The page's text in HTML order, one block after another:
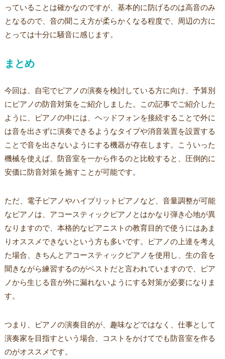
っていることは確かなのですが、基本的に防げるのは高音のみ
となるので、音の聞こえ方が柔らかくなる程度で、周辺の方に
とっては十分に騒音に感じます。
まとめ
今回は、自宅でピアノの演奏を検討している方に向け、予算別
にピアノの防音対策をご紹介しました。この記事でご紹介した
ように、ピアノの中には、ヘッドフォンを接続することで外に
は音を出さずに演奏できるようなタイプや消音装置を設置する
ことで音を出さないようにする機器が存在します。こういった
機械を使えば、防音室を一から作るのと比較すると、圧倒的に
安価に防音対策を施すことが可能です。
ただ、電子ピアノやハイブリットピアノなど、音量調整が可能
なピアノは、アコースティックピアノとはかなり弾き心地が異
なりますので、本格的なピアニストの教育目的で使うにはあま
りオススメできないという方も多いです。ピアノの上達を考え
た場合、きちんとアコースティックピアノを使用し、生の音を
聞きながら練習するのがベストだと言われていますので、ピア
ノから生じる音が外に漏れないようにする対策が必要になりま
す。
つまり、ピアノの演奏目的が、趣味などではなく、仕事として
演奏家を目指すという場合、コストをかけてでも防音室を作る
のがオススメです。